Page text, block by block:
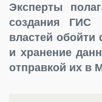
Эксперты
создания ГИС
властей
и хранение
отправкой их в